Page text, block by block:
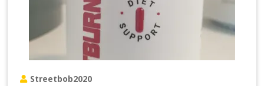
Streetbob2020